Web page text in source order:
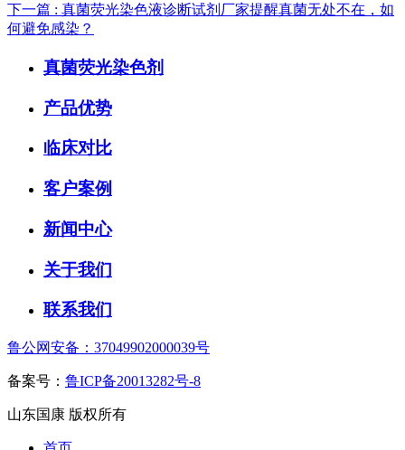
下一篇 : 真菌荧光染色液诊断试剂厂家提醒真菌无处不在，如
何避免感染？
真菌荧光染色剂
产品优势
临床对比
客户案例
新闻中心
关于我们
联系我们
鲁公网安备：37049902000039号
备案号： 鲁ICP备20013282号-8
山东国康 版权所有